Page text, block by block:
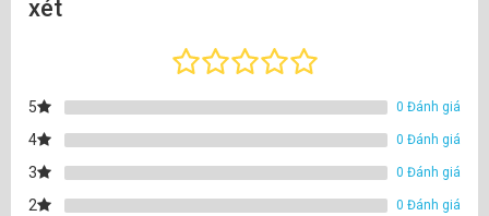
xét
5 0 Đánh giá
4 0 Đánh giá
3 0 Đánh giá
2 0 Đánh giá